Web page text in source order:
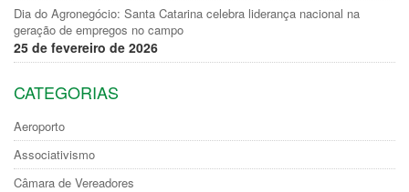
Dia do Agronegócio: Santa Catarina celebra liderança nacional na
geração de empregos no campo
25 de fevereiro de 2026
CATEGORIAS
Aeroporto
Associativismo
Câmara de Vereadores